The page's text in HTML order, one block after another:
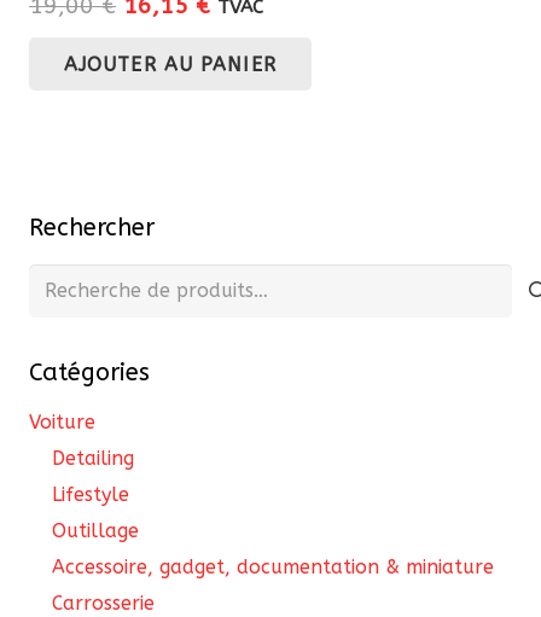
initial
actuel
TVAC
AJOUTER AU PANIER
Rechercher
Recherche
Catégories
Voiture
Detailing
Lifestyle
Outillage
Accessoire, gadget, documentation & miniature
Carrosserie